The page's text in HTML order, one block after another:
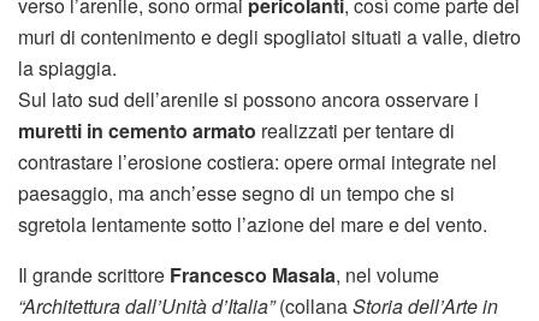
muri di contenimento e degli spogliatoi situati a valle, dietro
la spiaggia.
Sul lato sud dell’arenile si possono ancora osservare i
muretti in cemento armato realizzati per tentare di
contrastare l’erosione costiera: opere ormai integrate nel
paesaggio, ma anch’esse segno di un tempo che si
sgretola lentamente sotto l’azione del mare e del vento.
Il grande scrittore Francesco Masala, nel volume
“Architettura dall’Unità d’Italia”(collanaStoria dell’Arte in